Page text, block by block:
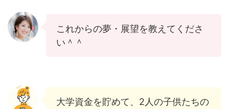
これからの夢・展望を教えてくださ
い＾＾
大学資金を貯めて、2人の子供たちの